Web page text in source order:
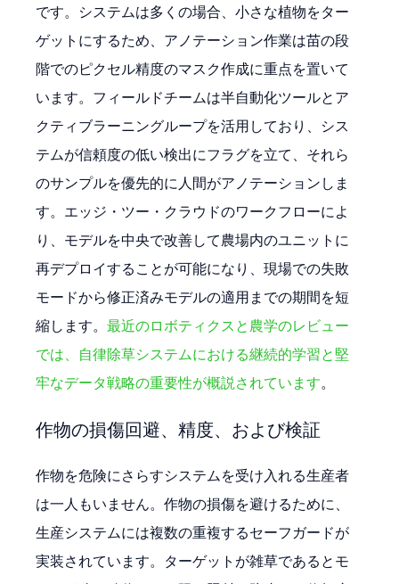
です。システムは多くの場合、小さな植物をター
ゲットにするため、アノテーション作業は苗の段
階でのピクセル精度のマスク作成に重点を置いて
います。フィールドチームは半自動化ツールとア
クティブラーニングループを活用しており、シス
テムが信頼度の低い検出にフラグを立て、それら
のサンプルを優先的に人間がアノテーションしま
す。エッジ・ツー・クラウドのワークフローによ
り、モデルを中央で改善して農場内のユニットに
再デプロイすることが可能になり、現場での失敗
モードから修正済みモデルの適用までの期間を短
縮します。最近のロボティクスと農学のレビュー
では、自律除草システムにおける継続的学習と堅
牢なデータ戦略の重要性が概説されています。
作物の損傷回避、精度、および検証
作物を危険にさらすシステムを受け入れる生産者
は一人もいません。作物の損傷を避けるために、
生産システムには複数の重複するセーフガードが
実装されています。ターゲットが雑草であるとモ